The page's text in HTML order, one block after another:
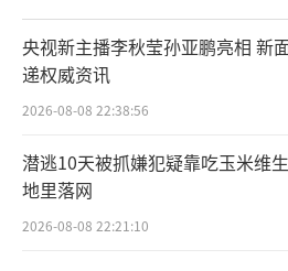
央视新主播李秋莹孙亚鹏亮相 新
递权威资讯
2026-08-08 22:38:56
潜逃10天被抓嫌犯疑靠吃玉米维
地里落网
2026-08-08 22:21:10